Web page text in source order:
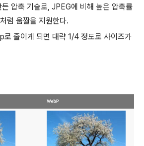
압축 기술로, JPEG에 비해 높은 압축률
럼 움짤을 지원한다.
줄이게 되면 대략 1/4 정도로 사이즈가